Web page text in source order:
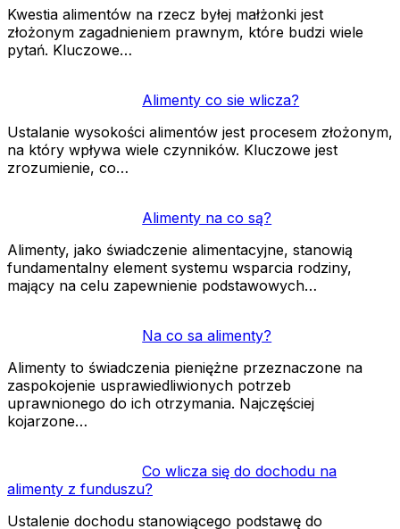
Kwestia alimentów na rzecz byłej małżonki jest
złożonym zagadnieniem prawnym, które budzi wiele
pytań. Kluczowe…
Alimenty co sie wlicza?
Ustalanie wysokości alimentów jest procesem złożonym,
na który wpływa wiele czynników. Kluczowe jest
zrozumienie, co…
Alimenty na co są?
Alimenty, jako świadczenie alimentacyjne, stanowią
fundamentalny element systemu wsparcia rodziny,
mający na celu zapewnienie podstawowych…
Na co sa alimenty?
Alimenty to świadczenia pieniężne przeznaczone na
zaspokojenie usprawiedliwionych potrzeb
uprawnionego do ich otrzymania. Najczęściej
kojarzone…
Co wlicza się do dochodu na
alimenty z funduszu?
Ustalenie dochodu stanowiącego podstawę do